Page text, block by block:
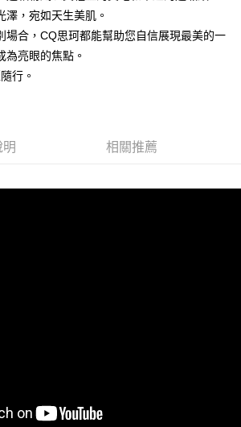
含以上)免運費
含以上)免運費
澤，宛如天生美肌。
場合，CQ思珂都能幫助您自信展現最美的一
為亮眼的焦點。
行。
相關推薦